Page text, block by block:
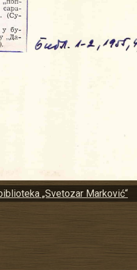
„Svetozar Marković“